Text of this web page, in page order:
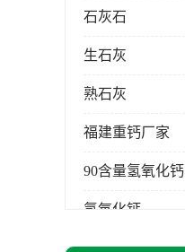
石灰石
生石灰
熟石灰
福建重钙厂家
90含量氢氧化钙
氢氧化钙
氧化钙